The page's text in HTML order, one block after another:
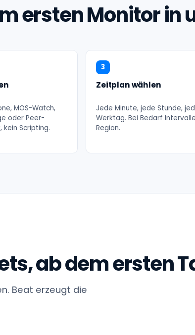
ersten Monitor in
MOS-Watch,
oder Peer-
kein Scripting.
3
Zeitplan wählen
Jede Minute, jede Stunde,
Werktag. Bei Bedarf
Region.
ab dem ersten
Beat erzeugt die